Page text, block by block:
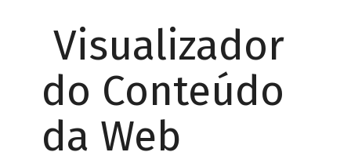
Visualizador
do Conteúdo
da Web